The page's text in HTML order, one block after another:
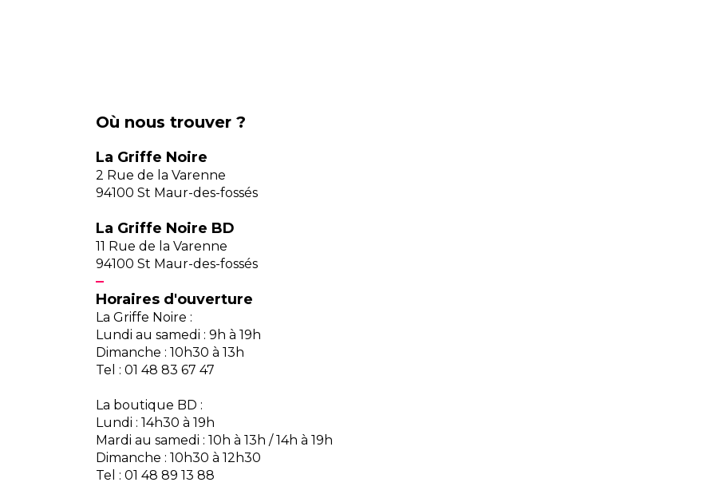
Où nous trouver ?
La Griffe Noire
2 Rue de la Varenne
94100 St Maur-des-fossés
La Griffe Noire BD
11 Rue de la Varenne
94100 St Maur-des-fossés
Horaires d'ouverture
La Griffe Noire :
Lundi au samedi : 9h à 19h
Dimanche : 10h30 à 13h
Tel : 01 48 83 67 47
La boutique BD :
Lundi : 14h30 à 19h
Mardi au samedi : 10h à 13h / 14h à 19h
Dimanche : 10h30 à 12h30
Tel : 01 48 89 13 88